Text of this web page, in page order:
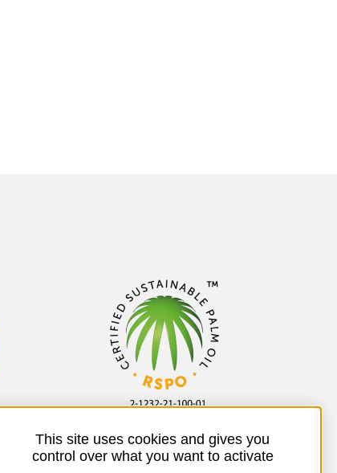
This site uses cookies and gives you
control over what you want to activate